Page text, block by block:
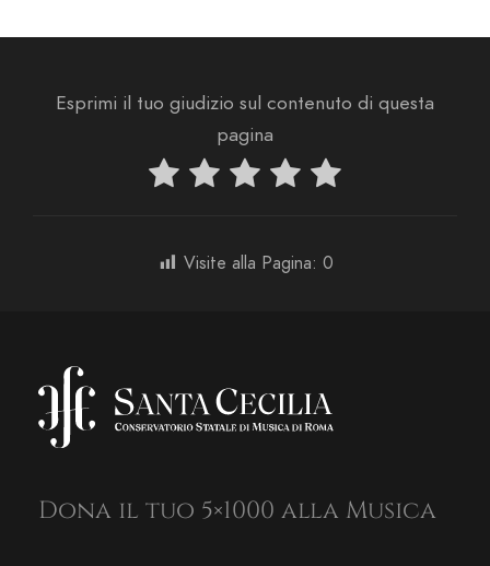
Esprimi il tuo giudizio sul contenuto di questa
pagina
Visite alla Pagina: 0
Dona il tuo 5×1000 alla Musica